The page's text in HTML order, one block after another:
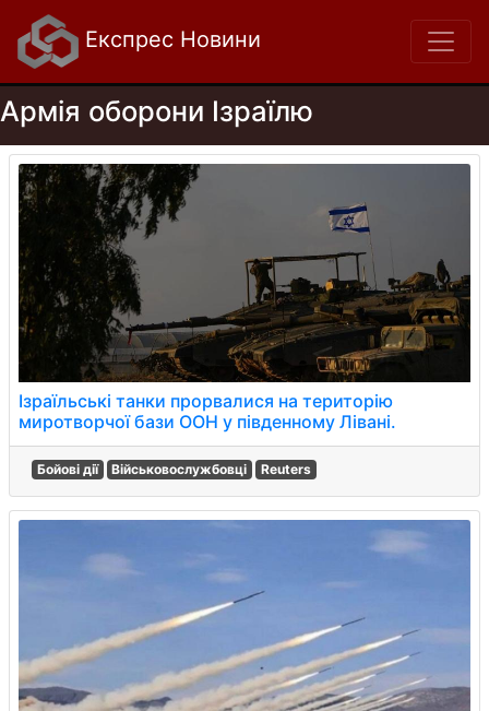
Експрес Новини
Армія оборони Ізраїлю
Ізраїльські танки прорвалися на територію
миротворчої бази ООН у південному Лівані.
Бойові дії Військовослужбовці Reuters